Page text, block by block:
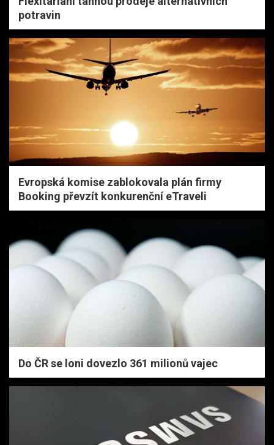
potravin
Evropská komise zablokovala plán firmy
Booking převzít konkurenční eTraveli
Do ČR se loni dovezlo 361 milionů vajec